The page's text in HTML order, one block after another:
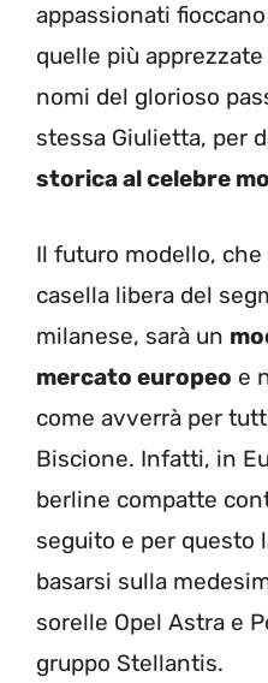
appassionati
quelle più
nomi del glorioso
stessa Giulietta, per
storica al celebre
Il futuro modello, che
casella libera del
milanese, sarà un
mercato europeo e
come avverrà per
Biscione. Infatti, in
berline compatte
seguito e per questo
basarsi sulla
sorelle Opel Astra e
gruppo Stellantis.